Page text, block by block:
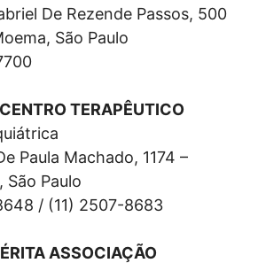
De Rezende Passos, 500
São Paulo
TERAPÊUTICO
Paula Machado, 1174 –
São Paulo
/ (11) 2507-8683
ASSOCIAÇÃO